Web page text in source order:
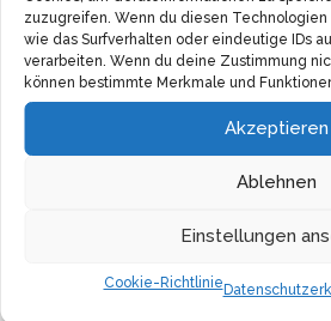
zuzugreifen. Wenn du diesen Technologien
wie das Surfverhalten oder eindeutige IDs
verarbeiten. Wenn du deine Zustimmung
können bestimmte Merkmale und
Akzeptieren
Ablehnen
Einstellungen
Cookie-Richtlinie
TASTE MARKET präsentiert dir
Samen in einer praktischen und
Verpackung. Der
Kraftpapier garantiert nicht nur die
der Saat, sondern ist auch ein
unserer Umwelt. Jedes Produkt bei
Manufaktur handverpackt, sodass